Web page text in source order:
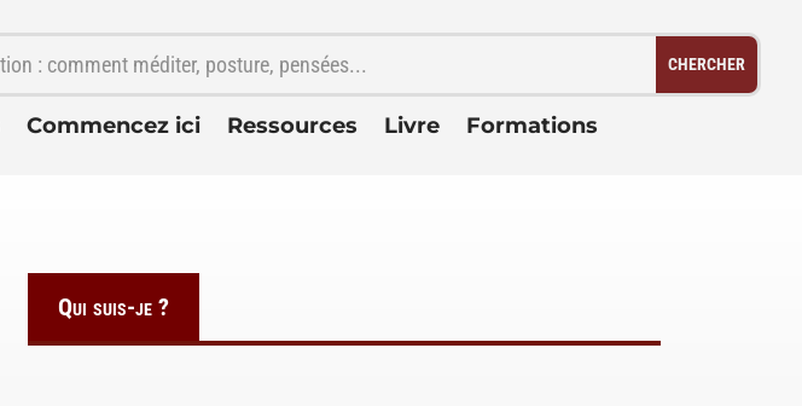
Commencez ici Ressources Livre Formations
Qui suis-je ?